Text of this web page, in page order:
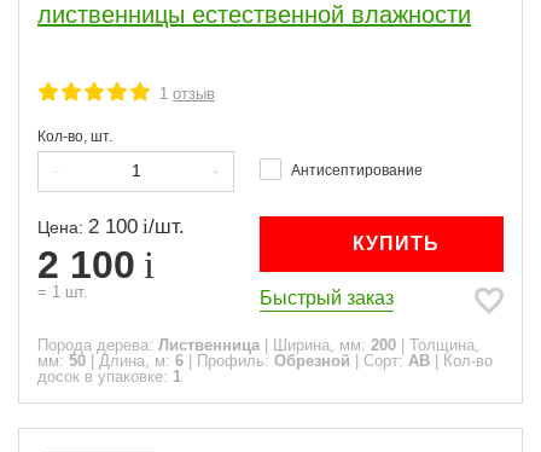
лиственницы естественной влажности
1 отзыв
Кол-во, шт.
Антисептирование
Цена: 2 100 /шт.
2 100
= 1 шт.
КУПИТЬ
Быстрый заказ
Порода дерева: Лиственница Ширина, мм: 200
Толщина,
мм: 50 Длина, м: 6 Профиль: Обрезной Сорт: АВ
Кол-во
досок в упаковке: 1